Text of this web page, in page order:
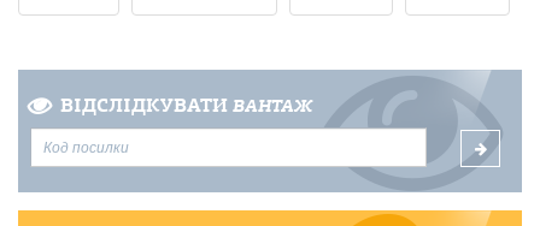
ВІДСЛІДКУВАТИ ВАНТАЖ